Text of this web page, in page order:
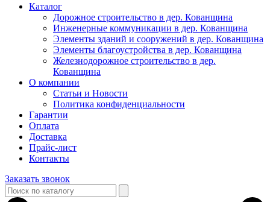
Каталог
Дорожное строительство в дер. Кованщина
Инженерные коммуникации в дер. Кованщина
Элементы зданий и сооружений в дер. Кованщина
Элементы благоустройства в дер. Кованщина
Железнодорожное строительство в дер.
Кованщина
О компании
Статьи и Новости
Политика конфиденциальности
Гарантии
Оплата
Доставка
Прайс-лист
Контакты
Заказать звонок